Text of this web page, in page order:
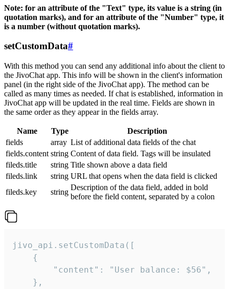
Note: for an attribute of the "Text" type, its value is a string (in
quotation marks), and for an attribute of the "Number" type, it
is a number (without quotation marks).
setCustomData#
With this method you can send any additional info about the client to
the JivoChat app. This info will be shown in the client's information
panel (in the right side of the JivoChat app). The method can be
called as many times as needed. If chat is established, information in
JivoChat app will be updated in the real time. Fields are shown in
the same order as they appear in the fields array.
Name Type
Description
fields
array List of additional data fields of the chat
fields.content string Content of data field. Tags will be insulated
fileds.title
string Title shown above a data field
fileds.link
string URL that opens when the data field is clicked
fileds.key
string
Description of the data field, added in bold
before the field content, separated by a colon
jivo_api.setCustomData([
    {
        "content": "User balance: $56",
    },